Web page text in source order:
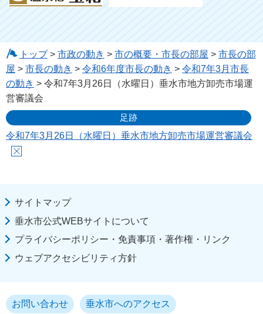
トップ> 市政の動き > 市の概要・市長の部屋 > 市長の部
屋 > 市長の動き > 令和6年度市長の動き > 令和7年3月市長
の動き > 令和7年3月26日（水曜日）垂水市地方卸売市場運
営審議会
足跡
令和7年3月26日（水曜日）垂水市地方卸売市場運営審議会
サイトマップ
垂水市公式WEBサイトについて
プライバシーポリシー・免責事項・著作権・リンク
ウェブアクセシビリティ方針
お問い合わせ 垂水市へのアクセス